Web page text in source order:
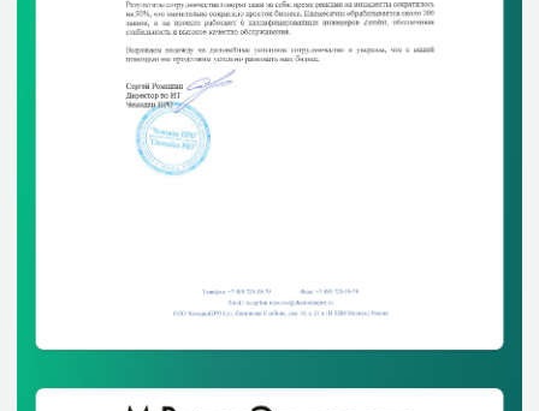
Контакты
Карьера
Блог
Команда
О компании